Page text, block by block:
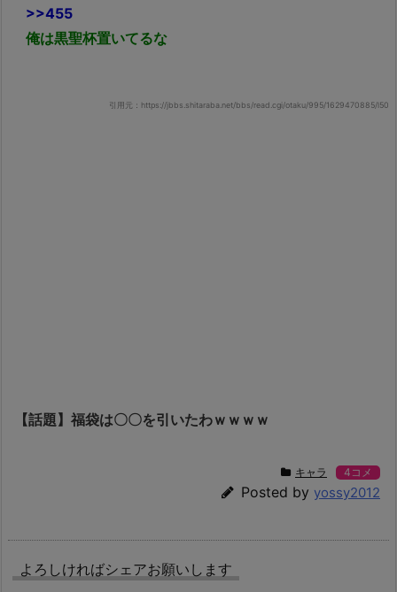
>>455
俺は黒聖杯置いてるな
引用元：https://jbbs.shitaraba.net/bbs/read.cgi/otaku/995/1629470885/l50
【話題】福袋は〇〇を引いたわｗｗｗｗ
キャラ 4コメ
Posted by yossy2012
よろしければシェアお願いします